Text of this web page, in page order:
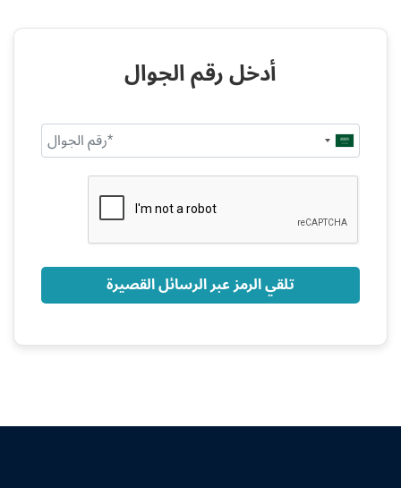
أدخل رقم الجوال
Saudi
Arabia
تلقي الرمز عبر الرسائل القصيرة